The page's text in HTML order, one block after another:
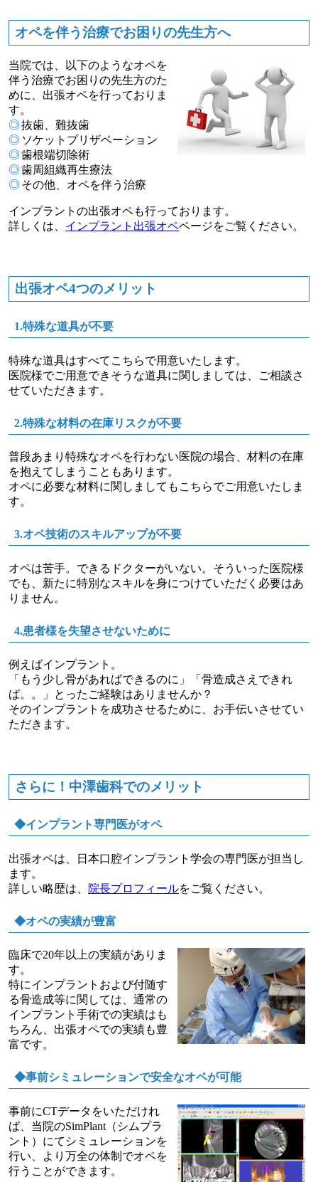
オペを伴う治療でお困りの先生方へ
当院では、以下のようなオペを
伴う治療でお困りの先生方のた
めに、出張オペを行っておりま
す。
◎抜歯、難抜歯
◎ ソケットプリザベーション
◎歯根端切除術
◎歯周組織再生療法
◎その他、オペを伴う治療
インプラントの出張オペも行っております。
詳しくは、 インプラント出張オペページをご覧ください。
出張オペ4つのメリット
1.特殊な道具が不要
特殊な道具はすべてこちらで用意いたします。
医院様でご用意できそうな道具に関しましては、ご相談さ
せていただきます。
2.特殊な材料の在庫リスクが不要
普段あまり特殊なオペを行わない医院の場合、材料の在庫
を抱えてしまうこともあります。
オペに必要な材料に関しましてもこちらでご用意いたしま
す。
3.オペ技術のスキルアップが不要
オペは苦手。できるドクターがいない。そういった医院様
でも、新たに特別なスキルを身につけていただく必要はあ
りません。
4.患者様を失望させないために
例えばインプラント。
「もう少し骨があればできるのに」「骨造成さえできれ
ば。。」とったご経験はありませんか？
そのインプラントを成功させるために、お手伝いさせてい
ただきます。
さらに！中澤歯科でのメリット
◆インプラント専門医がオペ
出張オペは、日本口腔インプラント学会の専門医が担当し
ます。
詳しい略歴は、
院長プロフィールをご覧ください。
◆オペの実績が豊富
臨床で20年以上の実績がありま
す。
特にインプラントおよび付随す
る骨造成等に関しては、通常の
インプラント手術での実績はも
ちろん、出張オペでの実績も豊
富です。
◆事前シミュレーションで安全なオペが可能
事前にCTデータをいただけれ
ば、当院のSimPlant（シムプラ
ント）にてシミュレーションを
行い、より万全の体制でオペを
行うことができます。